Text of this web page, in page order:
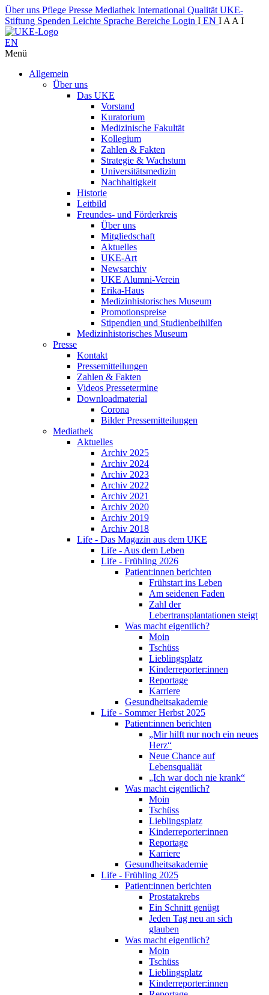
Über uns Pflege Presse Mediathek International Qualität UKE-
Stiftung Spenden Leichte Sprache Bereiche Login I EN I A A I
EN
Menü
Allgemein
Über uns
Das UKE
Vorstand
Kuratorium
Medizinische Fakultät
Kollegium
Zahlen & Fakten
Strategie & Wachstum
Universitätsmedizin
Nachhaltigkeit
Historie
Leitbild
Freundes- und Förderkreis
Über uns
Mitgliedschaft
Aktuelles
UKE-Art
Newsarchiv
UKE Alumni-Verein
Erika-Haus
Medizinhistorisches Museum
Promotionspreise
Stipendien und Studienbeihilfen
Medizinhistorisches Museum
Presse
Kontakt
Pressemitteilungen
Zahlen & Fakten
Videos Pressetermine
Downloadmaterial
Corona
Bilder Pressemitteilungen
Mediathek
Aktuelles
Archiv 2025
Archiv 2024
Archiv 2023
Archiv 2022
Archiv 2021
Archiv 2020
Archiv 2019
Archiv 2018
Life - Das Magazin aus dem UKE
Life - Aus dem Leben
Life - Frühling 2026
Patient:innen berichten
Frühstart ins Leben
Am seidenen Faden
Zahl der
Lebertransplantationen steigt
Was macht eigentlich?
Moin
Tschüss
Lieblingsplatz
Kinderreporter:innen
Reportage
Karriere
Gesundheitsakademie
Life - Sommer Herbst 2025
Patient:innen berichten
„Mir hilft nur noch ein neues
Herz“
Neue Chance auf
Lebensqualiät
„Ich war doch nie krank“
Was macht eigentlich?
Moin
Tschüss
Lieblingsplatz
Kinderreporter:innen
Reportage
Karriere
Gesundheitsakademie
Life - Frühling 2025
Patient:innen berichten
Prostatakrebs
Ein Schnitt genügt
Jeden Tag neu an sich
glauben
Was macht eigentlich?
Moin
Tschüss
Lieblingsplatz
Kinderreporter:innen